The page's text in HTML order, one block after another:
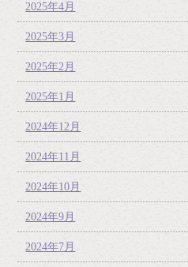
2025年4月
2025年3月
2025年2月
2025年1月
2024年12月
2024年11月
2024年10月
2024年9月
2024年7月